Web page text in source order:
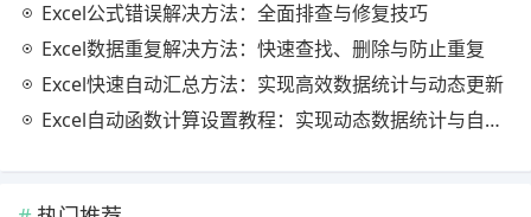
Excel公式错误解决方法：全面排查与修复技巧
Excel数据重复解决方法：快速查找、删除与防止重复
Excel快速自动汇总方法：实现高效数据统计与动态更新
Excel自动函数计算设置教程：实现动态数据统计与自动更新